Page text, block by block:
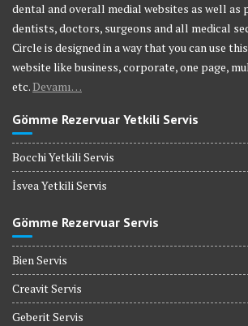
dental and overall medial websites as well as
dentists, doctors, surgeons and all medical
Circle is designed in a way that you can use
website like business, corporate, one page,
etc.Devamı…
Gömme Rezervuar Yetkili Servis
Bocchi Yetkili Servis
İsvea Yetkili Servis
Gömme Rezervuar Servis
Bien Servis
Creavit Servis
Geberit Servis